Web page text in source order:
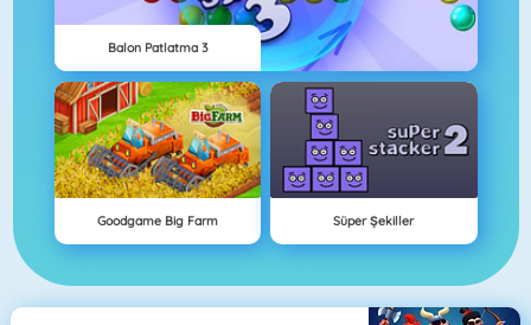
Balon Patlatma 3
Goodgame Big Farm Süper Şekiller